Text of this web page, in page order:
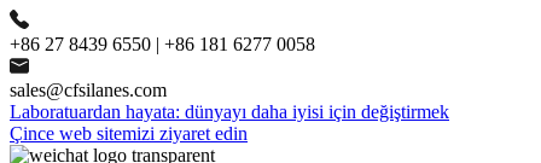
+86 27 8439 6550 | +86 181 6277 0058
sales@cfsilanes.com
Laboratuardan hayata: dünyayı daha iyisi için değiştirmek
Çince web sitemizi ziyaret edin